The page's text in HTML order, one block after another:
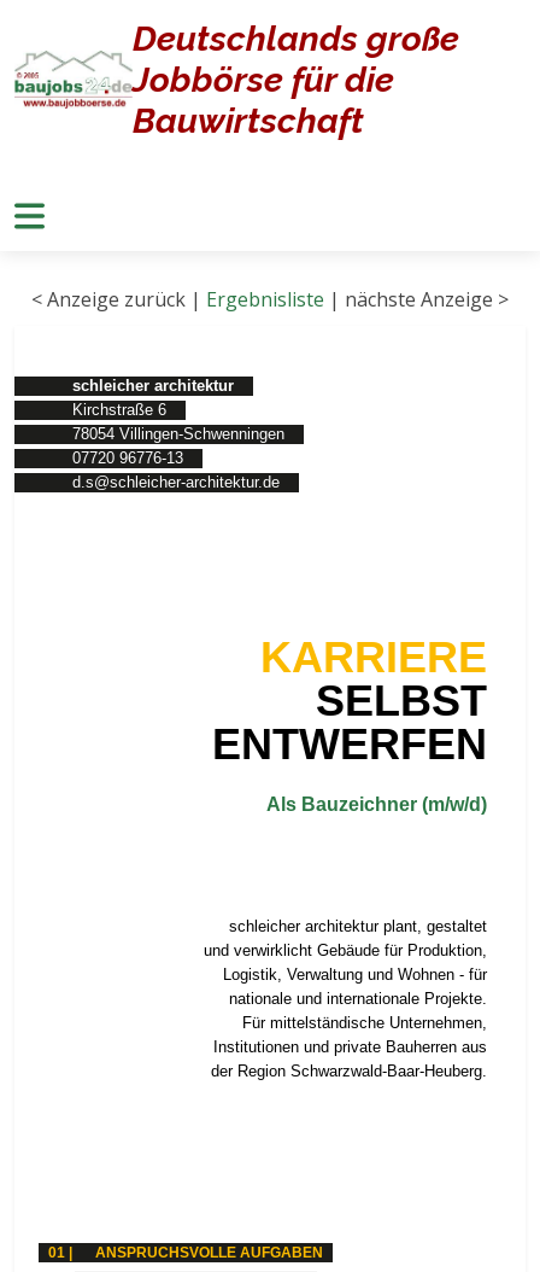
Deutschlands große
Jobbörse für die
Bauwirtschaft
Stellenangebote
Home
Stellenangebote
< Anzeige zurück | Ergebnisliste | nächste Anzeige >
schleicher architektur
Kirchstraße 6
78054 Villingen-Schwenningen
07720 96776-13
d.s@schleicher-architektur.de
KARRIERE
SELBST
ENTWERFEN
Als Bauzeichner (m/w/d)
schleicher architektur plant, gestaltet
und verwirklicht Gebäude für Produktion,
Logistik, Verwaltung und Wohnen - für
nationale und internationale Projekte.
Für mittelständische Unternehmen,
Institutionen und private Bauherren aus
der Region Schwarzwald-Baar-Heuberg.
01 | ANSPRUCHSVOLLE AUFGABEN